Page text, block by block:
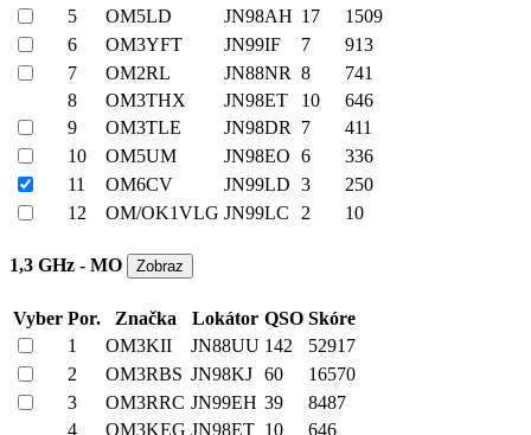
5
OM5LD JN98AH 17
1509
6
OM3YFT JN99IF 7
913
7
OM2RL JN88NR 8
741
8
OM3THX JN98ET 10
646
9
OM3TLE JN98DR 7
411
10
OM5UM JN98EO 6
336
11
OM6CV JN99LD 3
250
12
OM/OK1VLG JN99LC 2 10
1,3 GHz - MO
Vyber Por. Značka Lokátor QSO Skóre
1
OM3KII JN88UU 142
52917
2
OM3RBS JN98KJ 60
16570
3
OM3RRC JN99EH 39
8487
4
OM3KEG JN98ET 10 646